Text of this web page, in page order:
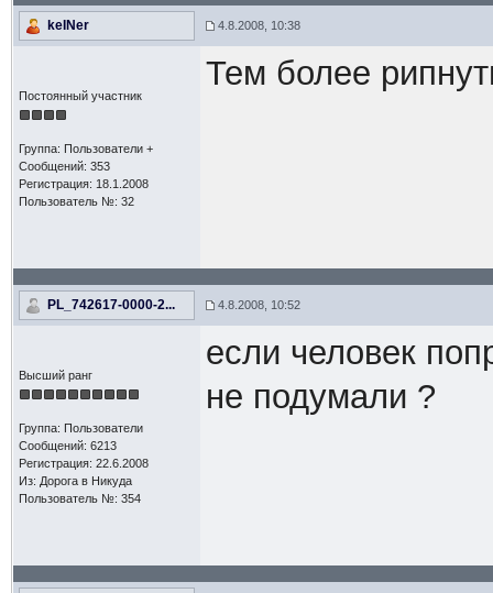
keINer 4.8.2008, 10:38
Постоянный участник
Группа: Пользователи +
Сообщений: 353
Регистрация: 18.1.2008
Пользователь №: 32
Тем более
PL_742617-0000-2... 4.8.2008, 10:52
Высший ранг
Группа: Пользователи
Сообщений: 6213
Регистрация: 22.6.2008
Из: Дорога в Никуда
Пользователь №: 354
если человек
не подумали ?